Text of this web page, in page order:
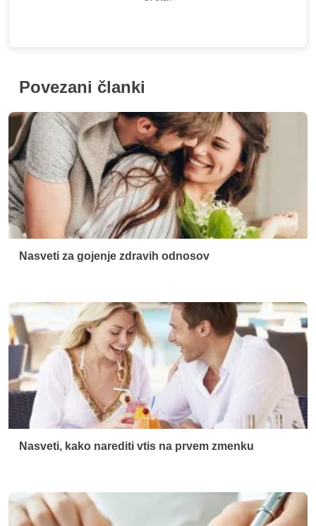
Povezani članki
Nasveti za gojenje zdravih odnosov
Nasveti, kako narediti vtis na prvem zmenku